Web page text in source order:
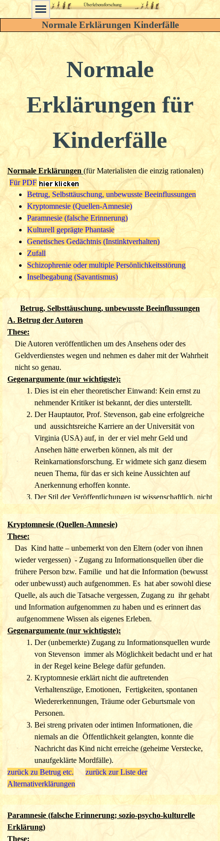
Normale Erklärungen Kinderfälle
Normale
Erklärungen für
Kinderfälle
Normale Erklärungen (für Materialisten die einzig rationalen)
Für PDF
Betrug, Selbsttäuschung, unbewusste Beeinflussungen
Kryptomnesie (Quellen-Amnesie)
Paramnesie (falsche Erinnerung)
Kulturell geprägte Phantasie
Genetisches Gedächtnis (Instinktverhalten)
Zufall
Schizophrenie oder multiple Persönlichkeitsstörung
Inselbegabung (Savantismus)
Betrug, Selbsttäuschung, unbewusste Beeinflussungen
A. Betrug der Autoren
These:
Die Autoren veröffentlichen um des Ansehens oder des
Geldverdienstes wegen und nehmen es daher mit der Wahrheit
nicht so genau.
Gegenargumente (nur wichtigste):
Dies ist ein eher theoretischer Einwand: Kein ernst zu
nehmender Kritiker ist bekannt, der dies unterstellt.
Der Hauptautor, Prof. Stevenson, gab eine erfolgreiche
und aussichtsreiche Karriere an der Universität von
Virginia (USA) auf, in der erviel mehr Geld und
Ansehen hätte erwerben können, als mit der
Reinkarnationsforschung. Er widmete sich ganz diesem
neuen Thema, für das er sich keine Aussichten auf
Anerkennung erhoffen konnte.
Der Stil der Veröffentlichungen ist wissenschaftlich, nicht
nach Art eines Bestsellers.
Es gibt Replikationen. Man müsste unterstellen, die 5
universitären Autoren hätten ein Komplott geschmiedet.
Das ist wider den Charakter dieser Forscher.
B. Selbsttäuschung der Autoren
These:
Die Autoren glauben zwar, der Wahrheit zu dienen, sitzen aber
ihrer unzureichenden Methodik und ihren Vorurteilen auf.
Gegenargumente (nur wichtigste):
Die Ergebnisse von 5 universitären Forschern bestätigen
sich gegenseitig. Man müsste bei dieser These
unterstellen, dass sich alle g leichermaßen selbst betrogen
oder die gleichen Fehler gemacht hätten. Das ist zwar
denkbar, aber sehr unwahrscheinlich.
Seit Jahrzehnten sind Normen für die Feldforschung
aufgestellt worden, die dazu dienen, Fehler zu
vermeiden, wie z. B. unbeobachtete,
Übermittlung von Informationen nicht zu übersehen und
v. a. m.. Diese sind sowohl von Stevenson als auch von
anderen Forschern angewendet worden und werden von
der Mehrzahl der Kritiker akzeptiert.
Stevenson arbeitete mit einheimischen Kollegen oder
Übersetzern zusammen, so dass durch
wurden. Einige Fälle sind zuerst auch von Einheimischen
erforscht und veröffentlicht worden, bevor sie Stevenson
aufgriff.
Kryptomnesie (Quellen-Amnesie)
These:
Das Kind hatte – unbemerkt von den Eltern (oder von ihnen
wieder vergessen) - Zugang zu Informationsquellen über die
frühere Person bzw. Familie und hat die Information (bewusst
oder unbewusst) auch aufgenommen. Es hat aber sowohl diese
Quelle, als auch die Tatsache vergessen, Zugang zu ihr gehabt
und Information aufgenommen zu haben und es erinnert das
aufgenommene Wissen als eigenes Erleben.
Gegenargumente (nur wichtigste):
Der (unbemerkte) Zugang zu Informationsquellen wurde
von Stevenson immer als Möglichkeit bedacht und er hat
in der Regel keine Belege dafür gefunden.
Kryptomnesie erklärt nicht die auftretenden
Verhaltenszüge, Emotionen, Fertigkeiten, spontanen
Wiedererkennungen, Träume oder Geburtsmale von
Personen.
Bei streng privaten oder intimen Informationen, die
niemals an die Öffentlichkeit gelangten, konnte die
Nachricht das Kind nicht erreiche (geheime Verstecke,
unaufgeklärte Mordfälle).
zurück zu Betrug etc.
zurück zur Liste der
Alternativerklärungen
Paramnesie (falsche Erinnerung; sozio-psycho-kulturelle
Erklärung)
These: